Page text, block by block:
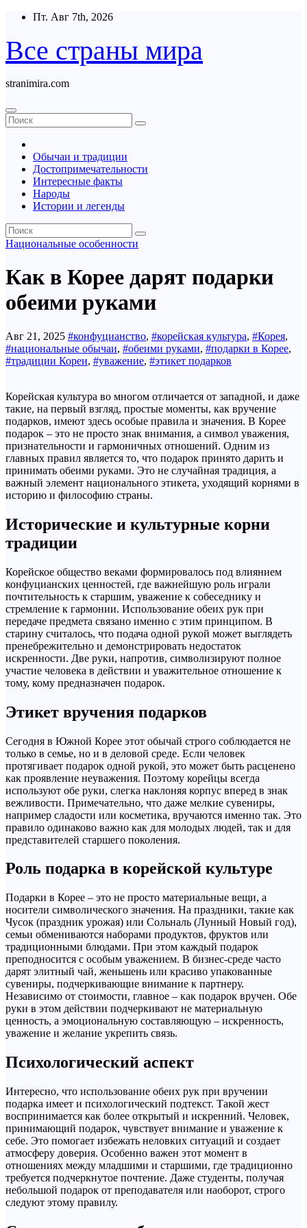
Перейти
содержимому
Пт. Авг 7th, 2026
Все страны мира
stranimira.com
Обычаи и традиции
Достопримечательности
Интересные факты
Народы
Истории и легенды
Национальные особенности
Как в Корее дарят подарки
обеими руками
Авг 21, 2025 #конфуцианство, #корейская культура, #Корея,
#национальные обычаи, #обеими руками, #подарки в Корее,
#традиции Кореи, #уважение, #этикет подарков
Корейская культура во многом отличается от западной, и даже
такие, на первый взгляд, простые моменты, как вручение
подарков, имеют здесь особые правила и значения. В Корее
подарок – это не просто знак внимания, а символ уважения,
признательности и гармоничных отношений. Одним из
главных правил является то, что подарок принято дарить и
принимать обеими руками. Это не случайная традиция, а
важный элемент национального этикета, уходящий корнями в
историю и философию страны.
Исторические и культурные корни
традиции
Корейское общество веками формировалось под влиянием
конфуцианских ценностей, где важнейшую роль играли
почтительность к старшим, уважение к собеседнику и
стремление к гармонии. Использование обеих рук при
передаче предмета связано именно с этим принципом. В
старину считалось, что подача одной рукой может выглядеть
пренебрежительно и демонстрировать недостаток
искренности. Две руки, напротив, символизируют полное
участие человека в действии и уважительное отношение к
тому, кому предназначен подарок.
Этикет вручения подарков
Сегодня в Южной Корее этот обычай строго соблюдается не
только в семье, но и в деловой среде. Если человек
протягивает подарок одной рукой, это может быть расценено
как проявление неуважения. Поэтому корейцы всегда
используют обе руки, слегка наклоняя корпус вперед в знак
вежливости. Примечательно, что даже мелкие сувениры,
например сладости или косметика, вручаются именно так. Это
правило одинаково важно как для молодых людей, так и для
представителей старшего поколения.
Роль подарка в корейской культуре
Подарки в Корее – это не просто материальные вещи, а
носители символического значения. На праздники, такие как
Чусок (праздник урожая) или Сольналь (Лунный Новый год),
семьи обмениваются наборами продуктов, фруктов или
традиционными блюдами. При этом каждый подарок
преподносится с особым уважением. В бизнес-среде часто
дарят элитный чай, женьшень или красиво упакованные
сувениры, подчеркивающие внимание к партнеру.
Независимо от стоимости, главное – как подарок вручен. Обе
руки в этом действии подчеркивают не материальную
ценность, а эмоциональную составляющую – искренность,
уважение и желание укрепить связь.
Психологический аспект
Интересно, что использование обеих рук при вручении
подарка имеет и психологический подтекст. Такой жест
воспринимается как более открытый и искренний. Человек,
принимающий подарок, чувствует внимание и уважение к
себе. Это помогает избежать неловких ситуаций и создает
атмосферу доверия. Особенно важен этот момент в
отношениях между младшими и старшими, где традиционно
требуется подчеркнутое почтение. Даже студенты, получая
небольшой подарок от преподавателя или наоборот, строго
следуют этому правилу.